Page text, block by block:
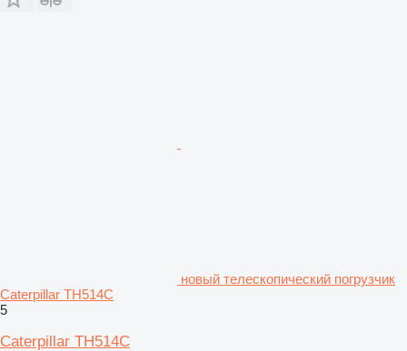
новый телескопический погрузчик
Caterpillar TH514C
5
Caterpillar TH514C